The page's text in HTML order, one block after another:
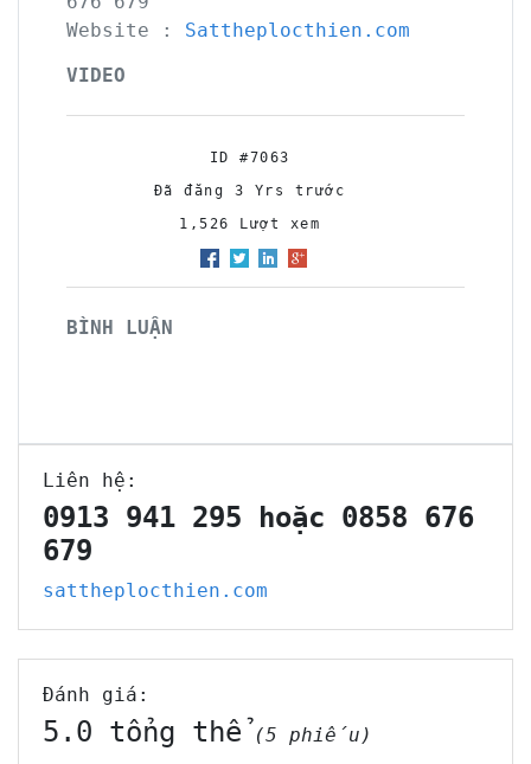
Website : Sattheplocthien.com
VIDEO
ID #7063
Đã đăng 3 Yrs trước
1,526 Lượt xem
BÌNH LUẬN
Liên hệ:
0913 941 295 hoặc 0858 676
679
sattheplocthien.com
Đánh giá:
5.0 tổng thể (5 phiếu)